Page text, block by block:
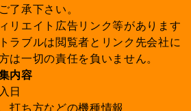
了承下さい。
リエイト広告リンク等があります
ラブルは閲覧者とリンク先会社に
は一切の責任を負いません。
内容
日
打ち方などの機種情報